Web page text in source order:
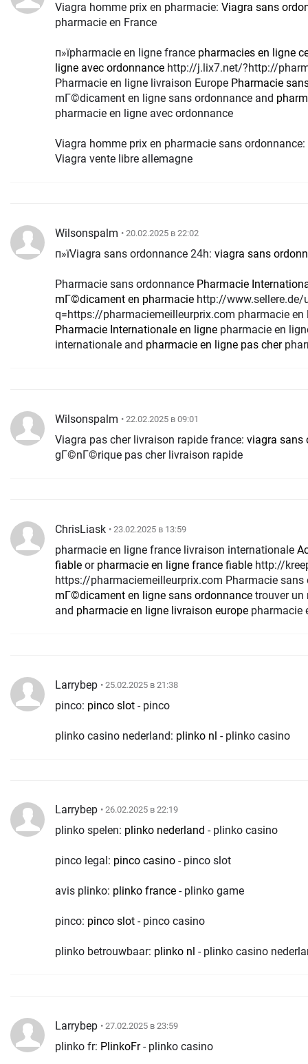
Viagra homme prix en pharmacie: Viagra sans
pharmacie en France
п»їpharmacie en ligne france pharmacies en ligne
ligne avec ordonnance
Pharmacie en ligne livraison Europe Pharmacie
mГ©dicament en ligne sans ordonnance and
pharmacie en ligne avec ordonnance
Viagra homme prix en pharmacie sans ordonnance:
Viagra vente libre allemagne
Wilsonspalm • 20.02.2025 в 22:02
п»їViagra sans ordonnance 24h: viagra sans
Pharmacie sans ordonnance Pharmacie
mГ©dicament en pharmacie
q=https://pharmaciemeilleurprix.com pharmacie en
Pharmacie Internationale en ligne pharmacie en
internationale and pharmacie en ligne pas cher
Wilsonspalm • 22.02.2025 в 09:01
Viagra pas cher livraison rapide france: viagra sans
gГ©nГ©rique pas cher livraison rapide
ChrisLiask • 23.02.2025 в 13:59
pharmacie en ligne france livraison internationale
fiable or pharmacie en ligne france fiable
https://pharmaciemeilleurprix.com Pharmacie
mГ©dicament en ligne sans ordonnance trouver
and pharmacie en ligne livraison europe pharmacie
Larrybep • 25.02.2025 в 21:38
pinco: pinco slot - pinco
plinko casino nederland: plinko nl - plinko casino
Larrybep • 26.02.2025 в 22:19
plinko spelen: plinko nederland - plinko casino
pinco legal: pinco casino - pinco slot
avis plinko: plinko france - plinko game
pinco: pinco slot - pinco casino
plinko betrouwbaar: plinko nl - plinko casino
Larrybep • 27.02.2025 в 23:59
plinko fr: PlinkoFr- plinko casino